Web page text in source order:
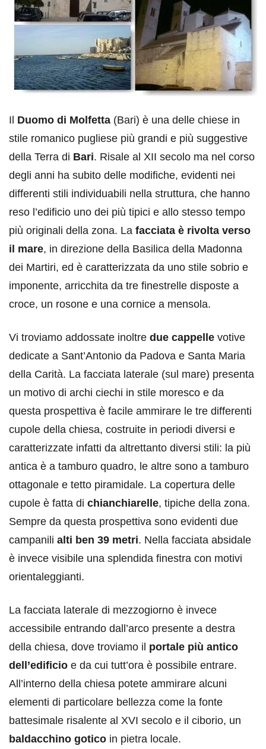
Il Duomo di Molfetta (Bari) è una delle chiese in
stile romanico pugliese più grandi e più suggestive
della Terra di Bari. Risale al XII secolo ma nel corso
degli anni ha subito delle modifiche, evidenti nei
differenti stili individuabili nella struttura, che hanno
reso l’edificio uno dei più tipici e allo stesso tempo
più originali della zona. La facciata è rivolta verso
il mare, in direzione della Basilica della Madonna
dei Martiri, ed è caratterizzata da uno stile sobrio e
imponente, arricchita da tre finestrelle disposte a
croce, un rosone e una cornice a mensola.
Vi troviamo addossate inoltre due cappelle votive
dedicate a Sant’Antonio da Padova e Santa Maria
della Carità. La facciata laterale (sul mare) presenta
un motivo di archi ciechi in stile moresco e da
questa prospettiva è facile ammirare le tre differenti
cupole della chiesa, costruite in periodi diversi e
caratterizzate infatti da altrettanto diversi stili: la più
antica è a tamburo quadro, le altre sono a tamburo
ottagonale e tetto piramidale. La copertura delle
cupole è fatta di chianchiarelle, tipiche della zona.
Sempre da questa prospettiva sono evidenti due
campanili alti ben 39 metri. Nella facciata absidale
è invece visibile una splendida finestra con motivi
orientaleggianti.
La facciata laterale di mezzogiorno è invece
accessibile entrando dall’arco presente a destra
della chiesa, dove troviamo il portale più antico
dell’edificio e da cui tutt’ora è possibile entrare.
All’interno della chiesa potete ammirare alcuni
elementi di particolare bellezza come la fonte
battesimale risalente al XVI secolo e il ciborio, un
baldacchino gotico in pietra locale.